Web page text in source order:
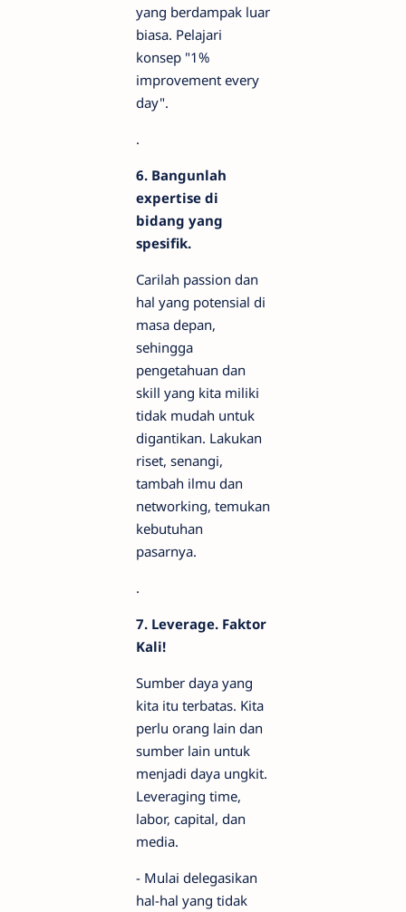
yang berdampak luar
biasa. Pelajari
konsep "1%
improvement every
day".
.
6. Bangunlah
expertise di
bidang yang
spesifik.
Carilah passion dan
hal yang potensial di
masa depan,
sehingga
pengetahuan dan
skill yang kita miliki
tidak mudah untuk
digantikan. Lakukan
riset, senangi,
tambah ilmu dan
networking, temukan
kebutuhan
pasarnya.
.
7. Leverage. Faktor
Kali!
Sumber daya yang
kita itu terbatas. Kita
perlu orang lain dan
sumber lain untuk
menjadi daya ungkit.
Leveraging time,
labor, capital, dan
media.
- Mulai delegasikan
hal-hal yang tidak